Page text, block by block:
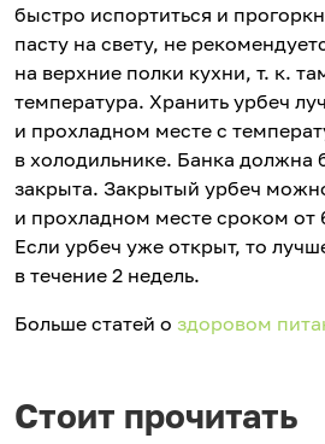
быстро испортиться и
пасту на свету, не
на верхние полки кухни, т. к.
температура. Хранить урбеч
и прохладном месте с
в холодильнике. Банка должна
закрыта. Закрытый урбеч
и прохладном месте сроком от
Если урбеч уже открыт, то
в течение 2 недель.
Больше статей о здоровом
Стоит прочитать